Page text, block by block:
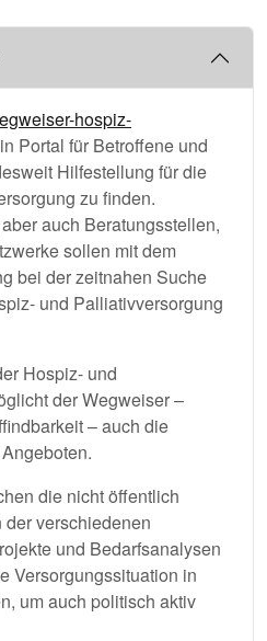
hospiz-
Portal für Betroffene und
Hilfestellung für die
zu finden.
auch Beratungsstellen,
sollen mit dem
bei der zeitnahen Suche
und Palliativversorgung
Hospiz- und
der Wegweiser –
– auch die
die nicht öffentlich
verschiedenen
und Bedarfsanalysen
Versorgungssituation in
um auch politisch aktiv